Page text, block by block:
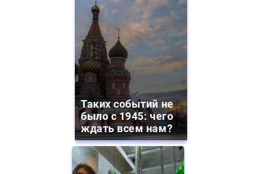
Таких событий не
было с 1945: чего
ждать всем нам?